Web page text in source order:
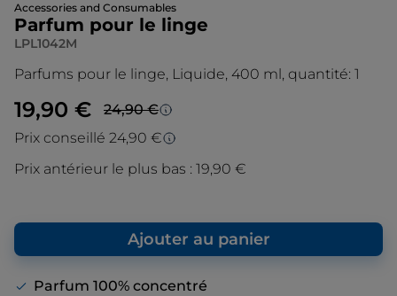
Accessories and Consumables
Parfum pour le linge
LPL1042M
Parfums pour le linge, Liquide, 400 ml, quantité: 1
19,90 €
24,90 €
Prezzo più basso in 30 giorni
Lo sconto è calcolato sul prezzo più basso
Prix conseillé 24,90 €
Prix conseillé
vous donne un point de repère par rapport
au prix de vente final que nous vous
affichée.
Prix antérieur le plus bas : 19,90 €
Ajouter au panier
Parfum 100% concentré